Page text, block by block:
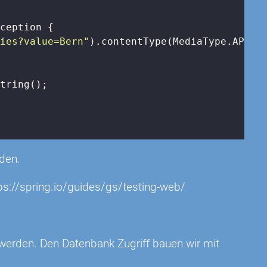
{
spring.io/guides/gs/testing-web/
Den Datenbank Zugriff bauen wir mit